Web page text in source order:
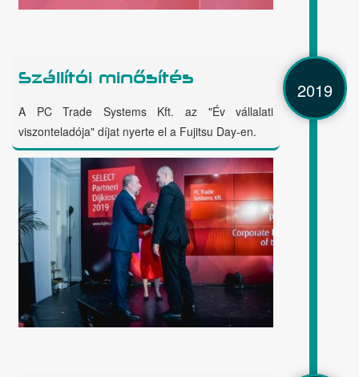
Szállítói minősítés
A PC Trade Systems Kft. az "Év vállalati
viszonteladója" díjat nyerte el a Fujitsu Day-en.
2019